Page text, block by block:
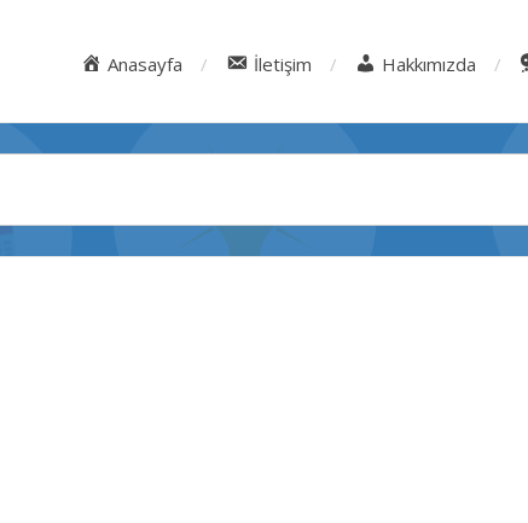
Anasayfa İletişim Hakkımızda